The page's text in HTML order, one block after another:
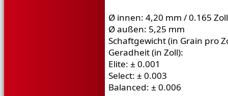
Ø innen: 4,20 mm / 0.165 Zoll
Ø außen: 5,25 mm
Schaftgewicht (in Grain pro
Geradheit (in Zoll):
Elite: ± 0.001
Select: ± 0.003
Balanced: ± 0.006